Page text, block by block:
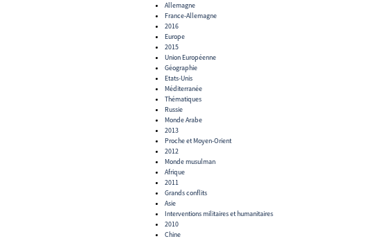
Allemagne
France-Allemagne
2016
Europe
2015
Union Européenne
Géographie
Etats-Unis
Méditerranée
Thématiques
Russie
Monde Arabe
2013
Proche et Moyen-Orient
2012
Monde musulman
Afrique
2011
Grands conflits
Asie
Interventions militaires et humanitaires
2010
Chine